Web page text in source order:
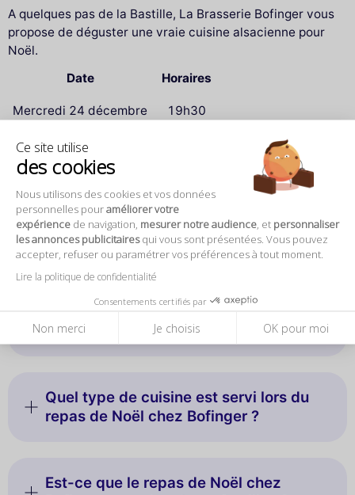
Ce site utilise
des cookies
Nous utilisons des cookies et vos données
personnelles pouraméliorer votre
expérience de navigation, mesurer notre audience , et personnaliser
les annonces publicitairesqui vous sont présentées. Vous pouvez
accepter, refuser ou paramétrer vos préférences à tout moment.
Lire la politique de confidentialité
Consentements certifiés par
Non merci Je choisis OK pour moi
A quelques pas de la Bastille, La Brasserie Bofinger vous
propose de déguster une vraie cuisine alsacienne pour
Noël.
Date
Horaires
Mercredi 24 décembre 19h30
Mercredi 24 décembre
Questions fréquentes
Qu'est-ce que l'offre de Noël chez
Bofinger ?
Quel type de cuisine est servi lors du
repas de Noël chez Bofinger ?
Est-ce que le repas de Noël chez